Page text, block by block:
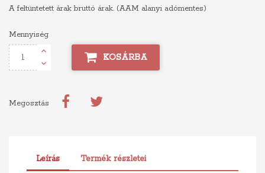
A feltüntetett árak bruttó árak. (AAM alanyi adómentes)
Mennyiség
KOSÁRBA
Megosztás
Leírás Termék részletei